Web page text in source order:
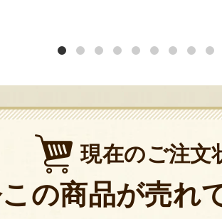
現在のご注文
の商品が売れ